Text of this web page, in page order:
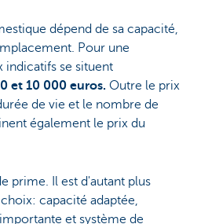
dépend de sa capacité,
Pour une
indicatifs se situent
et 10 000 euros. Outre le prix
de vie et le nombre de
également le prix du
prime. Il est d'autant plus
capacité adaptée,
et système de